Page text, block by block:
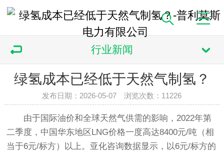
行业新闻
绿氢成本已经低于天然气制氢？
发布日期：2026-05-07 浏览次数： 11226
由于国际油价和全球天然气供需的影响，2022年第
二季度，中国华东地区LNG价格一度高达8400元/吨（相
当于6元/标方）以上。亚化咨询数据显示，以6元/标方的